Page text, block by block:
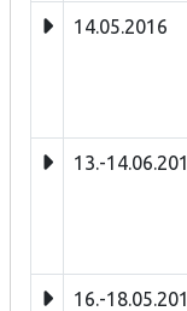
14.05.2016
13.-
16.-